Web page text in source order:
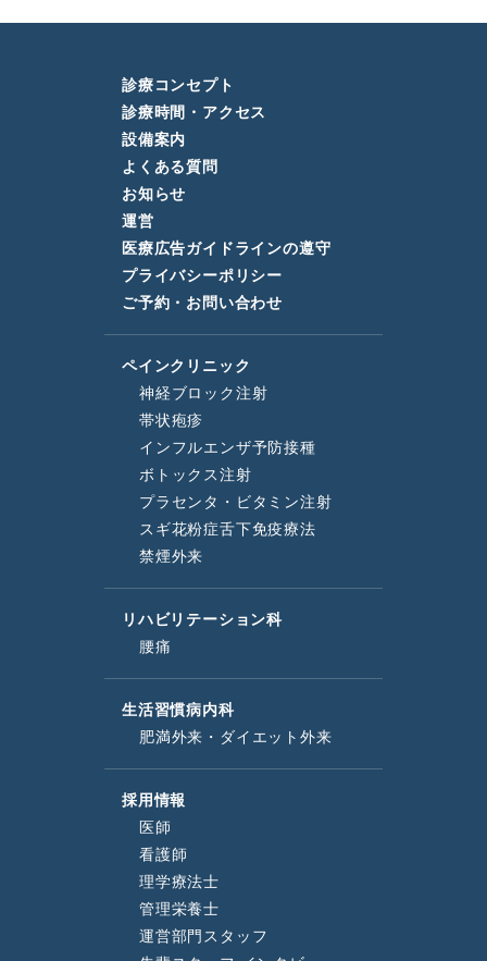
診療コンセプト
診療時間・アクセス
設備案内
よくある質問
お知らせ
運営
医療広告ガイドラインの遵守
プライバシーポリシー
ご予約・お問い合わせ
ペインクリニック
神経ブロック注射
帯状疱疹
インフルエンザ予防接種
ボトックス注射
プラセンタ・ビタミン注射
スギ花粉症舌下免疫療法
禁煙外来
リハビリテーション科
腰痛
生活習慣病内科
肥満外来・ダイエット外来
採用情報
医師
看護師
理学療法士
管理栄養士
運営部門スタッフ